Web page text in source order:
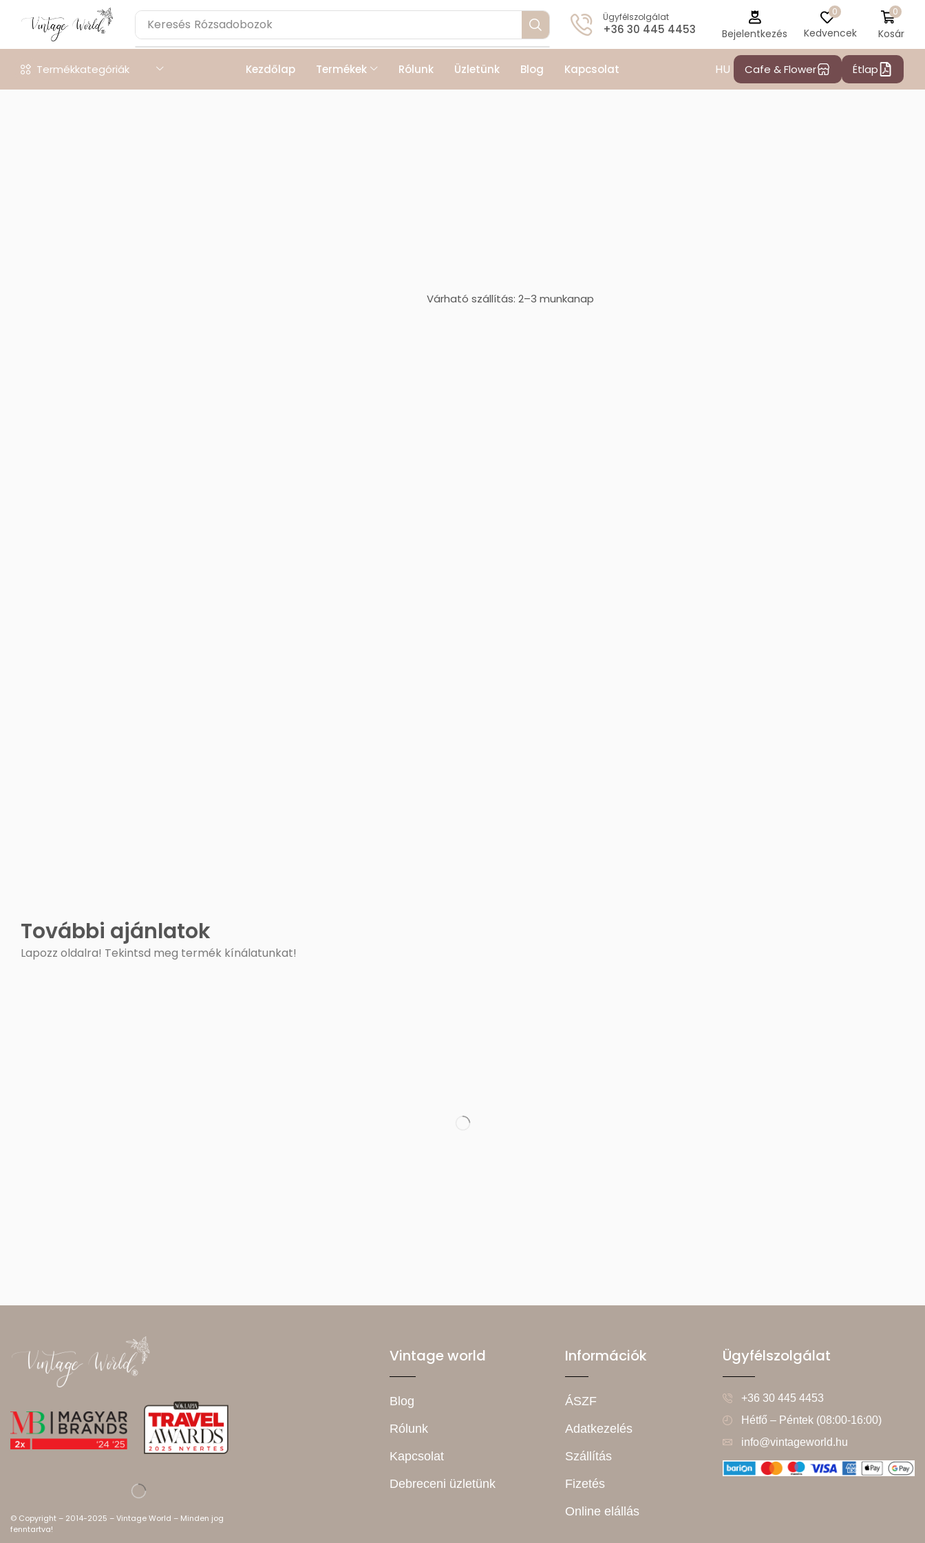
Keresés Rózsadobozok Ügyfélszolgálat
+36 30 445 4453 Bejelentkezés
0
Kedvencek
0
Kosár
Termékkategóriák Kezdőlap Termékek Rólunk Üzletünk Blog Kapcsolat HU Cafe & Flower Étlap
Várható szállítás: 2–3 munkanap
További ajánlatok
Lapozz oldalra! Tekintsd meg termék kínálatunkat!
© Copyright – 2014-2025 – Vintage World – Minden jog
fenntartva!
Vintage world
Blog
Rólunk
Kapcsolat
Debreceni üzletünk
Információk
ÁSZF
Adatkezelés
Szállítás
Fizetés
Online elállás
Ügyfélszolgálat
+36 30 445 4453
Hétfő – Péntek (08:00-16:00)
info@vintageworld.hu